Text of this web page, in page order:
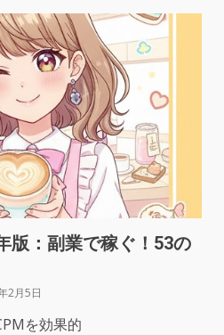
版：副業で稼ぐ！53の
2月5日
を効果的